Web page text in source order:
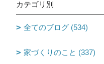
カテゴリ別
全てのブログ (534)
家づくりのこと (337)